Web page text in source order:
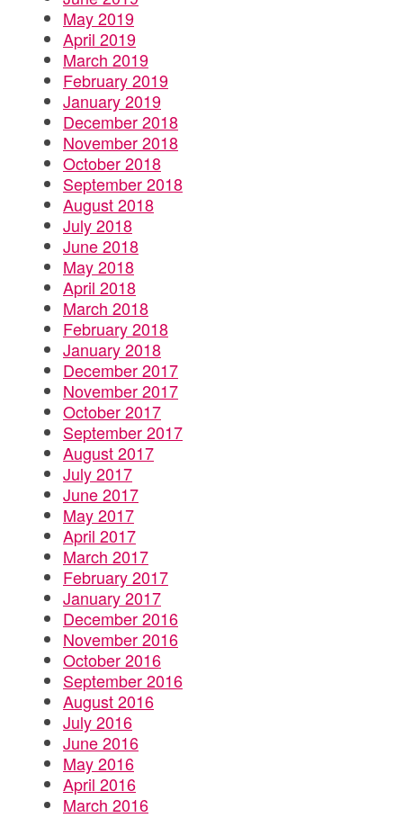
May 2019
April 2019
March 2019
February 2019
January 2019
December 2018
November 2018
October 2018
September 2018
August 2018
July 2018
June 2018
May 2018
April 2018
March 2018
February 2018
January 2018
December 2017
November 2017
October 2017
September 2017
August 2017
July 2017
June 2017
May 2017
April 2017
March 2017
February 2017
January 2017
December 2016
November 2016
October 2016
September 2016
August 2016
July 2016
June 2016
May 2016
April 2016
March 2016